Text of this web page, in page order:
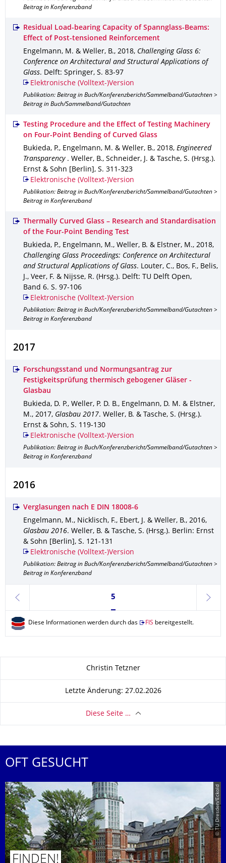
Beitrag in Konferenzband
Residual Load-bearing Capacity of Spannglass-Beams:
Effect of Post-tensioned Reinforcement
Engelmann, M. & Weller, B., 2018, Challenging Glass 6:
Conference on Architectural and Structural Applications of
Glass. Delft: Springer, S. 83-97
Elektronische (Volltext-)Version
Publikation: Beitrag in Buch/Konferenzbericht/Sammelband/Gutachten >
Beitrag in Buch/Sammelband/Gutachten
Testing Procedure and the Effect of Testing Machinery
on Four-Point Bending of Curved Glass
Bukieda, P., Engelmann, M. & Weller, B., 2018, Engineered
Transparency . Weller, B., Schneider, J. & Tasche, S. (Hrsg.).
Ernst & Sohn [Berlin] , S. 311-323
Elektronische (Volltext-)Version
Publikation: Beitrag in Buch/Konferenzbericht/Sammelband/Gutachten >
Beitrag in Konferenzband
Thermally Curved Glass – Research and Standardisation
of the Four-Point Bending Test
Bukieda, P., Engelmann, M., Weller, B. & Elstner, M., 2018,
Challenging Glass Proceedings: Conference on Architectural
and Structural Applications of Glass. Louter, C., Bos, F., Belis,
J., Veer, F. & Nijsse, R. (Hrsg.). Delft: TU Delft Open,
Band 6. S. 97-106
Elektronische (Volltext-)Version
Publikation: Beitrag in Buch/Konferenzbericht/Sammelband/Gutachten >
Beitrag in Konferenzband
2017
Forschungsstand und Normungsantrag zur
Festigkeitsprüfung thermisch gebogener Gläser -
Glasbau
Bukieda, D. P., Weller, P. D. B., Engelmann, D. M. & Elstner,
M., 2017, Glasbau 2017. Weller, B. & Tasche, S. (Hrsg.).
Ernst & Sohn, S. 119-130
Elektronische (Volltext-)Version
Publikation: Beitrag in Buch/Konferenzbericht/Sammelband/Gutachten >
Beitrag in Konferenzband
2016
Verglasungen nach E DIN 18008-6
Engelmann, M., Nicklisch, F., Ebert, J. & Weller, B., 2016,
Glasbau 2016. Weller, B. & Tasche, S. (Hrsg.). Berlin: Ernst
& Sohn [Berlin] , S. 121-131
Elektronische (Volltext-)Version
Publikation: Beitrag in Buch/Konferenzbericht/Sammelband/Gutachten >
Beitrag in Konferenzband
zurück
Seite 5, aktuell ausgewählt
5
weiter
Diese Informationen werden durch das FIS bereitgestellt.
Christin Tetzner
Letzte Änderung: 27.02.2026
Diese Seite …
OFT GESUCHT
© TU Dresden/Eckold
FINDEN!